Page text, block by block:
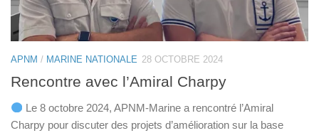
APNM / MARINE NATIONALE 28 OCTOBRE 2024
Rencontre avec l’Amiral Charpy
Le 8 octobre 2024, APNM-Marine a rencontré l’Amiral
Charpy pour discuter des projets d’amélioration sur la base